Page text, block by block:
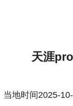
天涯
当地时间2025-